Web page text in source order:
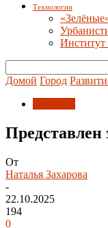
Технологии
Домой Город
От
Наталья Захарова
-
22.10.2025
194
0